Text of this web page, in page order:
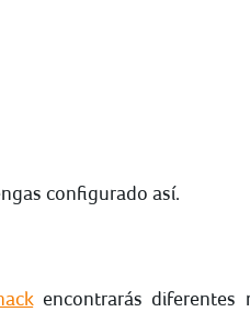
configurado así.
encontrarás diferentes